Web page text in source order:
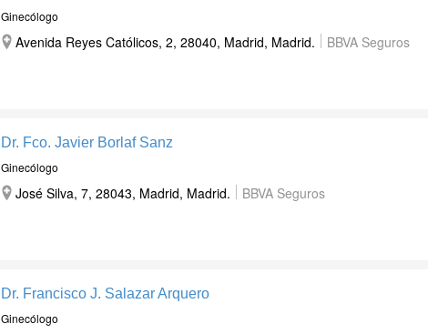
Ginecólogo
Avenida Reyes Católicos, 2, 28040, Madrid, Madrid. BBVA Seguros
Dr. Fco. Javier Borlaf Sanz
Ginecólogo
José Silva, 7, 28043, Madrid, Madrid. BBVA Seguros
Dr. Francisco J. Salazar Arquero
Ginecólogo